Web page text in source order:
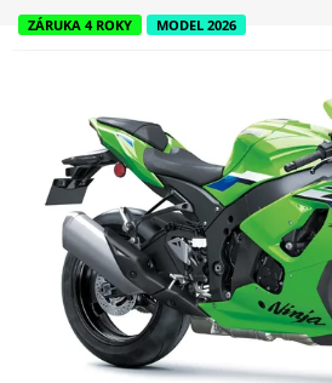
ZÁRUKA 4 ROKY MODEL 2026